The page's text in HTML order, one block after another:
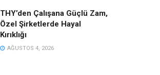
THY’den Çalışana Güçlü Zam,
Özel Şirketlerde Hayal
Kırıklığı
AĞUSTOS 4, 2026